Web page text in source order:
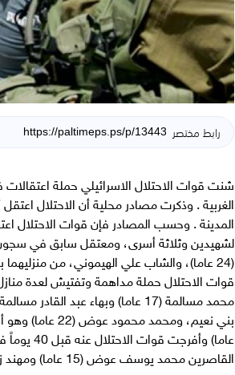
رابط مختصر
شنت قوات الاحتلال الاسرائيلي حملة
الغربية . وذكرت مصادر محلية أن الاحتلال
لشهيدين وثلاثة أسرى، ومعتقل سابق في سجون
(24 عاما)، والشاب علي الهيموني، من
القاصرين محمد يوسف عوض (15 عاما) ومهند زهير العلامي (14 عاما) ويعاني من مشاكل صحية .